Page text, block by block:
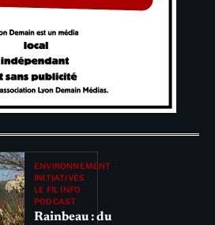
ENVIRONNEMENT
INITIATIVES
LE FIL INFO
PODCAST
Rainbeau : du